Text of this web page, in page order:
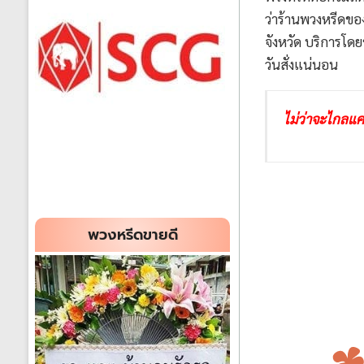
ว่าร้านพวงหรีดข
จังหวัด บริการโด
วันสั่งแน่นอน
ไม่ว่าจะไกล
พวงหรีดขายดี